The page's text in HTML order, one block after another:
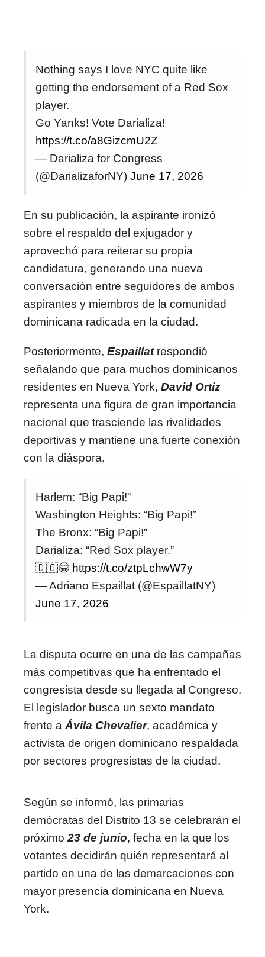
Nothing says I love NYC quite like
getting the endorsement of a Red Sox
player.
Go Yanks! Vote Darializa!
https://t.co/a8GizcmU2Z
— Darializa for Congress
(@DarializaforNY) June 17, 2026
En su publicación, la aspirante ironizó
sobre el respaldo del exjugador y
aprovechó para reiterar su propia
candidatura, generando una nueva
conversación entre seguidores de ambos
aspirantes y miembros de la comunidad
dominicana radicada en la ciudad.
Posteriormente, Espaillatrespondió
señalando que para muchos dominicanos
residentes en Nueva York, David Ortiz
representa una figura de gran importancia
nacional que trasciende las rivalidades
deportivas y mantiene una fuerte conexión
con la diáspora.
Harlem: “Big Papi!”
Washington Heights: “Big Papi!”
The Bronx: “Big Papi!”
Darializa: “Red Sox player.”
🇩🇴😂 https://t.co/ztpLchwW7y
— Adriano Espaillat (@EspaillatNY)
June 17, 2026
La disputa ocurre en una de las campañas
más competitivas que ha enfrentado el
congresista desde su llegada al Congreso.
El legislador busca un sexto mandato
frente a Ávila Chevalier, académica y
activista de origen dominicano respaldada
por sectores progresistas de la ciudad.
Según se informó, las primarias
demócratas del Distrito 13 se celebrarán el
próximo 23 de junio, fecha en la que los
votantes decidirán quién representará al
partido en una de las demarcaciones con
mayor presencia dominicana en Nueva
York.